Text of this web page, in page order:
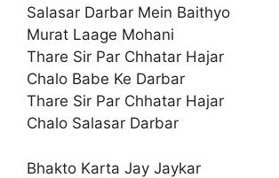
Salasar Darbar Mein Baithyo
Murat Laage Mohani
Thare Sir Par Chhatar Hajar
Chalo Babe Ke Darbar
Thare Sir Par Chhatar Hajar
Chalo Salasar Darbar
Bhakto Karta Jay Jaykar